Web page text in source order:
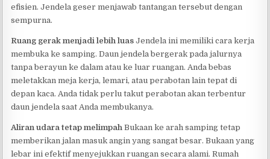
efisien. Jendela geser menjawab tantangan tersebut dengan
sempurna.
Ruang gerak menjadi lebih luas Jendela ini memiliki cara kerja
membuka ke samping. Daun jendela bergerak pada jalurnya
tanpa berayun ke dalam atau ke luar ruangan. Anda bebas
meletakkan meja kerja, lemari, atau perabotan lain tepat di
depan kaca. Anda tidak perlu takut perabotan akan terbentur
daun jendela saat Anda membukanya.
Aliran udara tetap melimpah Bukaan ke arah samping tetap
memberikan jalan masuk angin yang sangat besar. Bukaan yang
lebar ini efektif menyejukkan ruangan secara alami. Rumah